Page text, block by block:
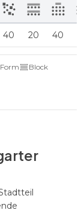
40 20 40
Block